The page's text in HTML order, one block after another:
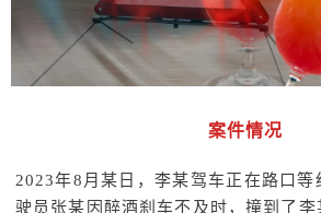
案件情况
2023年8月某日，李某驾车正在路口等
驶员张某因醉酒刹车不及时，撞到了